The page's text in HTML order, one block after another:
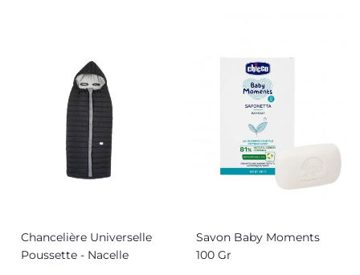
Chancelière Universelle
Poussette - Nacelle
Savon Baby Moments
100 Gr